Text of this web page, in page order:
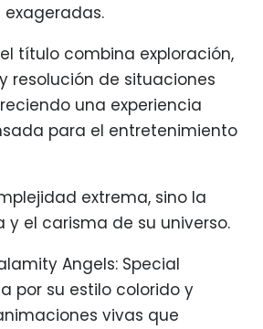
título combina exploración,
resolución de situaciones
una experiencia
para el entretenimiento
extrema, sino la
y el carisma de su universo.
Angels: Special
por su estilo colorido y
vivas que